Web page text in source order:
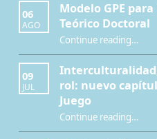
06
AGO
Modelo GPE
Teórico Doctoral
Continue reading“Modelo GPE para Construir un Marco
…
09
JUL
rol: nuevo
Juego
Continue reading“Interculturalidad, educación y juegos de rol: nuevo capítulo sobre el Mentor del Juego”
…